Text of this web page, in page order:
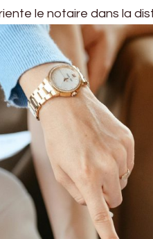
le notaire dans la